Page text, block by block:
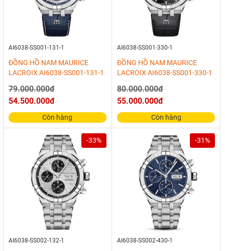
AI6038-SS001-131-1
ĐỒNG HỒ NAM MAURICE
LACROIX AI6038-SS001-131-1
79.000.000đ
54.500.000đ
Còn hàng
AI6038-SS001-330-1
ĐỒNG HỒ NAM MAURICE
LACROIX AI6038-SS001-330-1
80.000.000đ
55.000.000đ
Còn hàng
-33%
AI6038-SS002-132-1
-31%
AI6038-SS002-430-1